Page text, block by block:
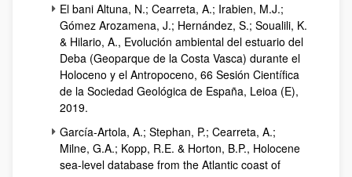
El bani Altuna, N.; Cearreta, A.; Irabien, M.J.;
Gómez Arozamena, J.; Hernández, S.; Soualili, K.
& Hilario, A., Evolución ambiental del estuario del
Deba (Geoparque de la Costa Vasca) durante el
Holoceno y el Antropoceno, 66 Sesión Científica
de la Sociedad Geológica de España, Leioa (E),
2019.
García-Artola, A.; Stephan, P.; Cearreta, A.;
Milne, G.A.; Kopp, R.E. & Horton, B.P., Holocene
sea-level database from the Atlantic coast of